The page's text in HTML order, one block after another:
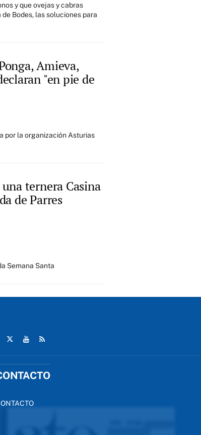
y que ovejas y cabras
Bodes, las soluciones para
Amieva,
"en pie de
por la organización Asturias
ternera Casina
de Parres
Semana Santa